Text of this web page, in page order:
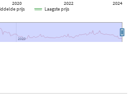
2020 2022 2024
2020
2020
prijs Laagste prijs